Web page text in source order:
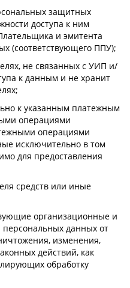
защитных
доступа к ним
и эмитента
(соответствующего ППУ);
не связанных с УИП и/
к данным и не хранит
к указанным платежным
операциями
операциями
исключительно в том
для предоставления
средств или иные
организационные и
данных от
изменения,
действий, как
обработку